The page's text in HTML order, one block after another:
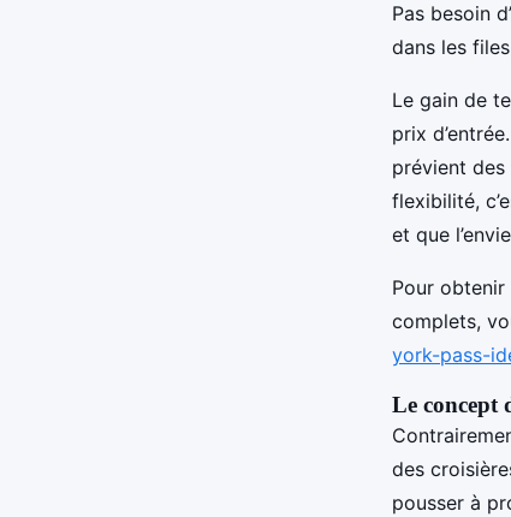
Pas besoin
dans les
Le gain de
prix
prévient des
flexibilité,
et que
Pour obtenir
complets,
york-pass-
Le concept
des
pousser à